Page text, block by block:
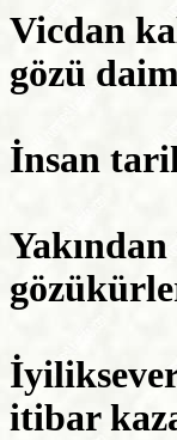
Vicdan
gözü
İnsan
itibar